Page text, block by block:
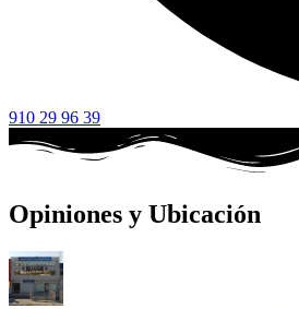
910 29 96 39
Opiniones y Ubicación